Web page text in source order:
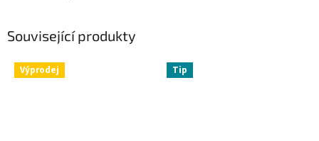
Související produkty
Výprodej Tip